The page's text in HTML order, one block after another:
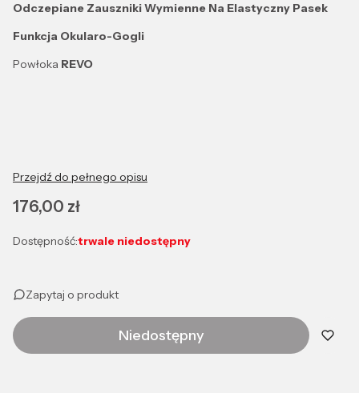
Odczepiane Zauszniki Wymienne Na Elastyczny Pasek
Funkcja Okularo-Gogli
Powłoka REVO
Przejdź do pełnego opisu
Cena
176,00 zł
Dostępność:trwale niedostępny
Zapytaj o produkt
Niedostępny